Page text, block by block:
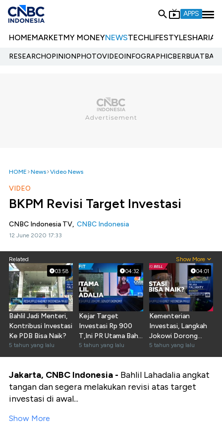
APPS
HOMEMARKETMY MONEYNEWSTECHLIFESTYLESHARIA
RESEARCHOPINIONPHOTOVIDEOINFOGRAPHIC
HOME News Video News
VIDEO
BKPM Revisi Target Investasi
CNBC Indonesia TV, CNBC Indonesia
12 June 2020 17:33
Related Show More
03:58
Bahlil Jadi Menteri,
Kontribusi Investasi
Ke PDB Bisa Naik?
5 tahun yang lalu
04:32
Kejar Target
Investasi Rp 900
T,Ini PR Utama Bahlil
Lahadalia
5 tahun yang lalu
04:01
Kementerian
Investasi, Langkah
Jokowi Dorong
Target Investasi
5 tahun yang lalu
Jakarta, CNBC Indonesia - Bahlil Lahadalia angkat
tangan dan segera melakukan revisi atas target
investasi di awal...
Show More